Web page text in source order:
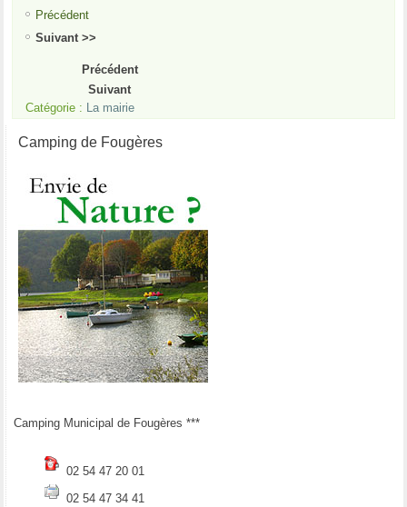
Précédent
Suivant >>
Précédent
Suivant
Catégorie : La mairie
Camping de Fougères
Camping Municipal de Fougères ***
02 54 47 20 01
02 54 47 34 41